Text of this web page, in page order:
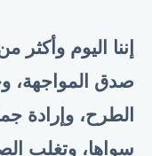
إننا اليوم
صدق المواجهة،
الطرح، وإرادة
سواها، وتغلب